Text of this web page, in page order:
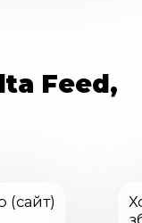
Feed,
(сайт)